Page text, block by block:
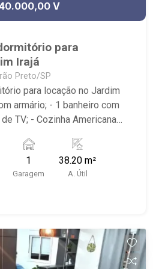
V
para
Irajá
Preto/SP
para locação no Jardim
armário; - 1 banheiro com
TV; - Cozinha Americana
Supermercado, Parque
Raya e Ribeirão
1
Garagem
38.20 m²
A. Útil